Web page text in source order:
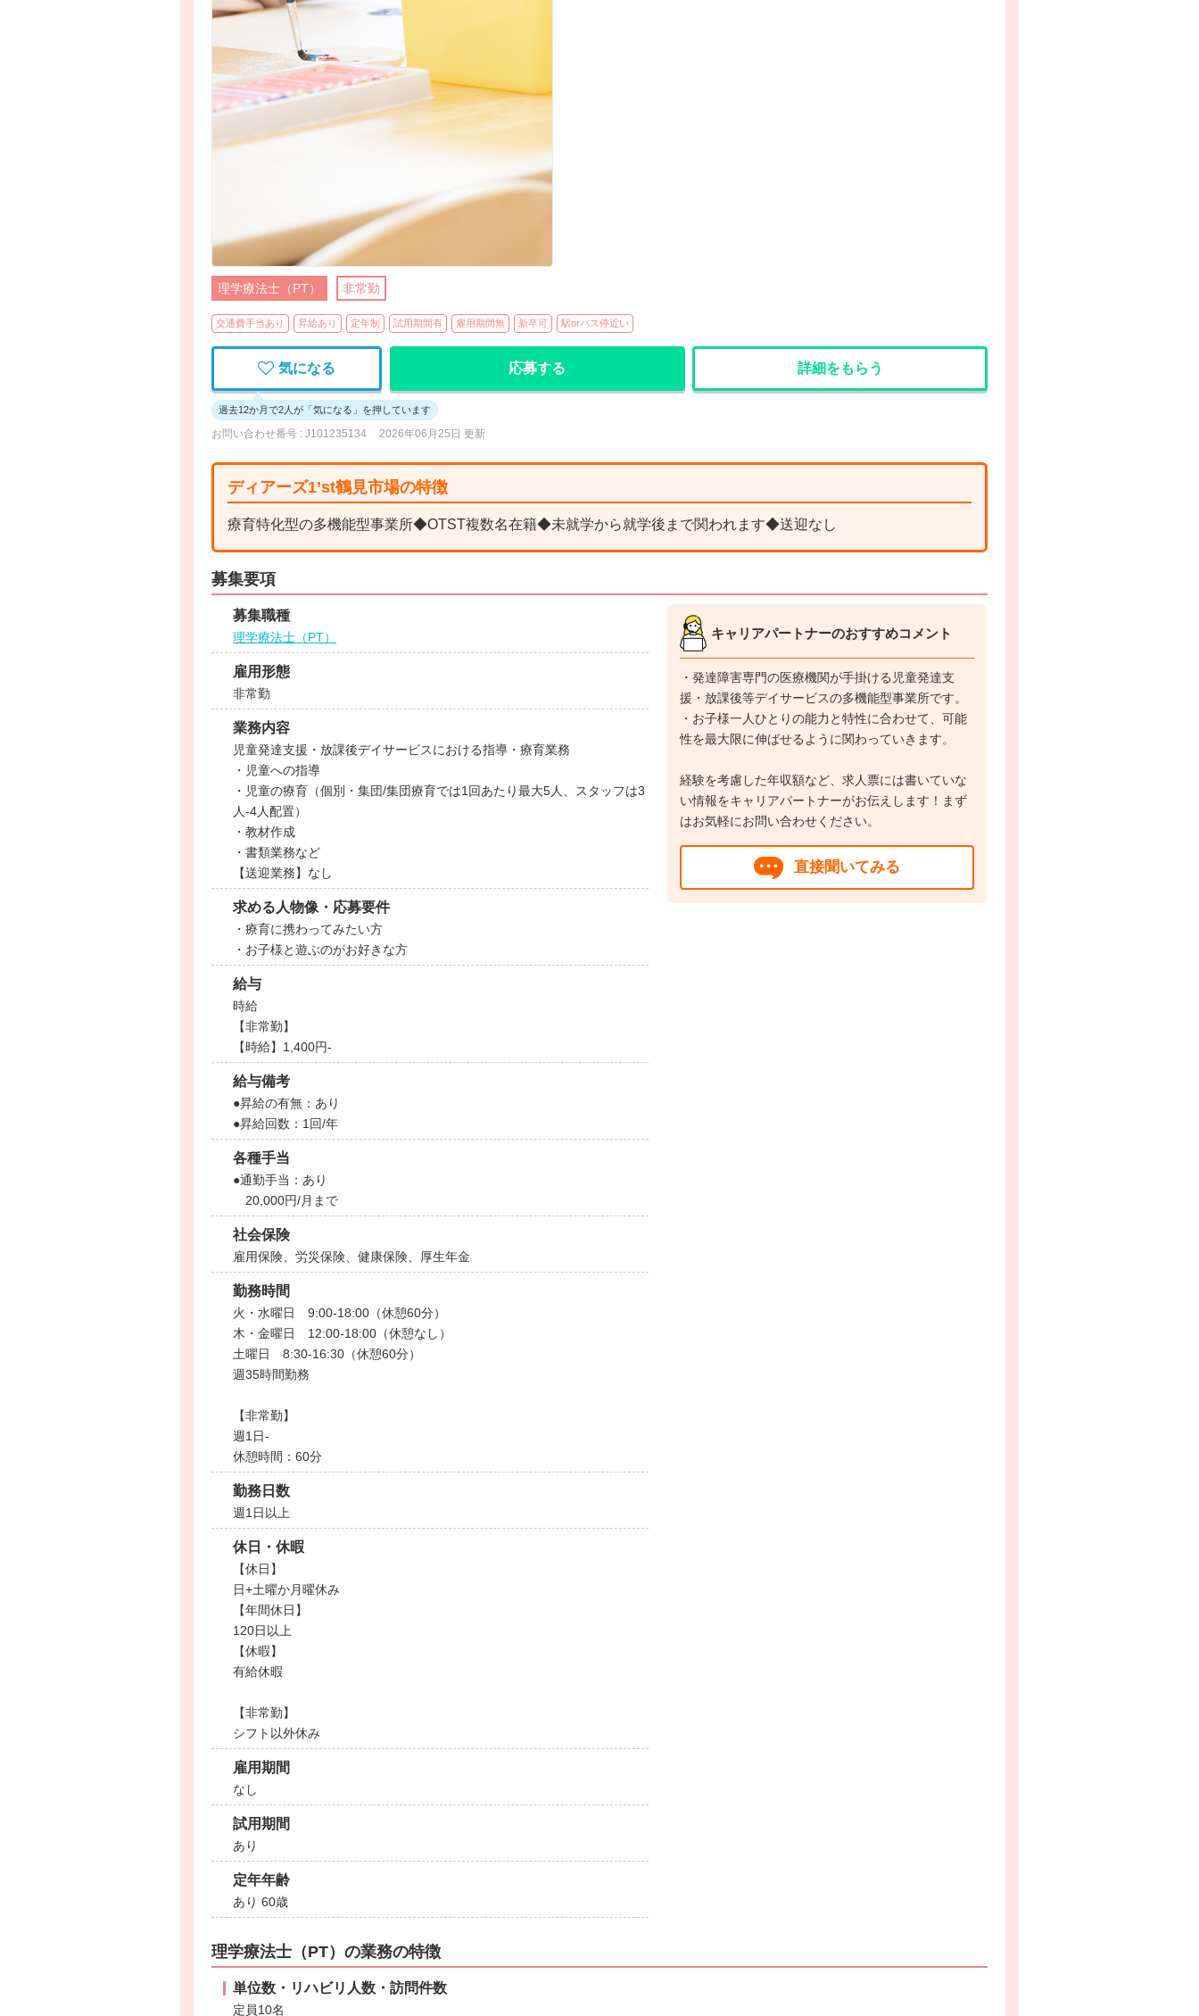
理学療法士（PT） 非常勤
交通費手当あり 昇給あり 定年制 試用期間有 雇用期間無 新卒可 駅orバス停近い
気になる 応募する 詳細をもらう
過去12か月で2人が「気になる」を押しています
お問い合わせ番号 : J101235134 2026年06月25日 更新
ディアーズ1’st鶴見市場の特徴
療育特化型の多機能型事業所◆OTST複数名在籍◆未就学から就学後まで関われます◆送迎なし
募集要項
募集職種
理学療法士（PT）
雇用形態
非常勤
業務内容
児童発達支援・放課後デイサービスにおける指導・療育業務
・児童への指導
・児童の療育（個別・集団/集団療育では1回あたり最大5人、スタッフは3
人-4人配置）
・教材作成
・書類業務など
【送迎業務】なし
求める人物像・応募要件
・療育に携わってみたい方
・お子様と遊ぶのがお好きな方
給与
時給
【非常勤】
【時給】1,400円-
給与備考
●昇給の有無：あり
●昇給回数：1回/年
各種手当
●通勤手当：あり
20,000円/月まで
社会保険
雇用保険、労災保険、健康保険、厚生年金
勤務時間
火・水曜日 9:00-18:00（休憩60分）
木・金曜日 12:00-18:00（休憩なし）
土曜日 8:30-16:30（休憩60分）
週35時間勤務
【非常勤】
週1日-
休憩時間：60分
勤務日数
週1日以上
休日・休暇
【休日】
日+土曜か月曜休み
【年間休日】
120日以上
【休暇】
有給休暇
【非常勤】
シフト以外休み
雇用期間
なし
試用期間
あり
定年年齢
あり 60歳
キャリアパートナーのおすすめコメント
・発達障害専門の医療機関が手掛ける児童発達支
援・放課後等デイサービスの多機能型事業所です。
・お子様一人ひとりの能力と特性に合わせて、可能
性を最大限に伸ばせるように関わっていきます。
経験を考慮した年収額など、求人票には書いていな
い情報をキャリアパートナーがお伝えします！まず
はお気軽にお問い合わせください。
直接聞いてみる
理学療法士（PT）の業務の特徴
単位数・リハビリ人数・訪問件数
定員10名